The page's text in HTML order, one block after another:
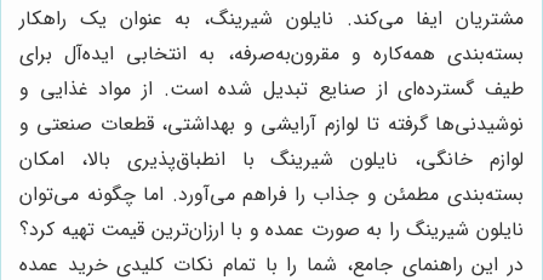
مشتریان ایفا می‌کند. نایلون شیرینگ، به عنوان یک راهکار
بسته‌بندی همه‌کاره و مقرون‌به‌صرفه، به انتخابی ایده‌آل برای
طیف گسترده‌ای از صنایع تبدیل شده است. از مواد غذایی و
نوشیدنی‌ها گرفته تا لوازم آرایشی و بهداشتی، قطعات صنعتی و
لوازم خانگی، نایلون شیرینگ با انطباق‌پذیری بالا، امکان
بسته‌بندی مطمئن و جذاب را فراهم می‌آورد. اما چگونه می‌توان
نایلون شیرینگ را به صورت عمده و با ارزان‌ترین قیمت تهیه کرد؟
در این راهنمای جامع، شما را با تمام نکات کلیدی خرید عمده